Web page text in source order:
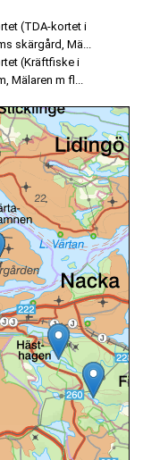
(TDA-kortet i
skärgård, Mä...
(Kräftfiske i
Mälaren m fl...